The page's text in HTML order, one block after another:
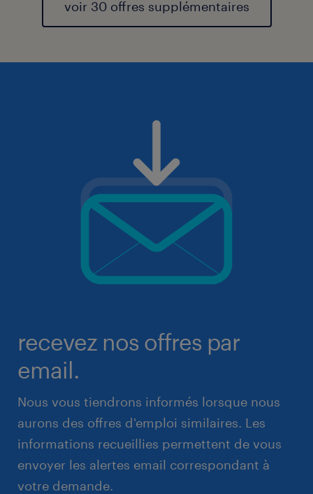
voir 30 offres supplémentaires
recevez nos offres par
email.
Nous vous tiendrons informés lorsque nous
aurons des offres d'emploi similaires. Les
informations recueillies permettent de vous
envoyer les alertes email correspondant à
votre demande.